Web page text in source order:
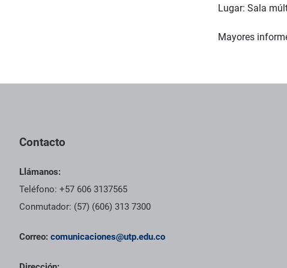
Lugar: Sala
Mayores
Contacto
Llámanos:
Teléfono: +57 606 3137565
Conmutador: (57) (606) 313 7300
Correo: comunicaciones@utp.edu.co